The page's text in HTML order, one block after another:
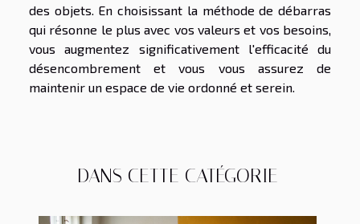
des objets. En choisissant la méthode de débarras
qui résonne le plus avec vos valeurs et vos besoins,
vous augmentez significativement l'efficacité du
désencombrement et vous vous assurez de
maintenir un espace de vie ordonné et serein.
DANS CETTE CATÉGORIE